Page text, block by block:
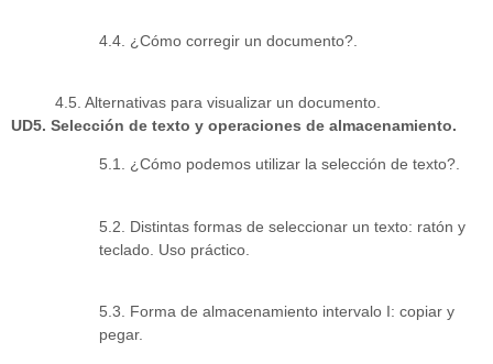
4.4. ¿Cómo corregir un documento?.
4.5. Alternativas para visualizar un documento.
UD5. Selección de texto y operaciones de almacenamiento.
5.1. ¿Cómo podemos utilizar la selección de texto?.
5.2. Distintas formas de seleccionar un texto: ratón y
teclado. Uso práctico.
5.3. Forma de almacenamiento intervalo I: copiar y
pegar.